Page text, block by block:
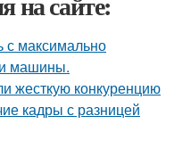
с максимально
машины.
жесткую конкуренцию
кадры с разницей